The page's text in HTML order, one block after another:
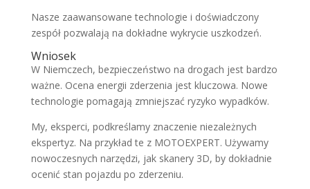
Nasze zaawansowane technologie i doświadczony
zespół pozwalają na dokładne wykrycie uszkodzeń.
Wniosek
W Niemczech, bezpieczeństwo na drogach jest bardzo
ważne. Ocena energii zderzenia jest kluczowa. Nowe
technologie pomagają zmniejszać ryzyko wypadków.
My, eksperci, podkreślamy znaczenie niezależnych
ekspertyz. Na przykład te z MOTOEXPERT. Używamy
nowoczesnych narzędzi, jak skanery 3D, by dokładnie
ocenić stan pojazdu po zderzeniu.